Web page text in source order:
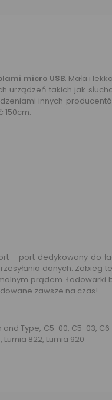
micro USB. Mała i
takich jak
innych
150cm.
- port dedykowany do
danych. Zabieg
prądem. Ładowarki
zawsze na czas!
Type, C5-00, C5-03, C6-
Lumia 822, Lumia 920